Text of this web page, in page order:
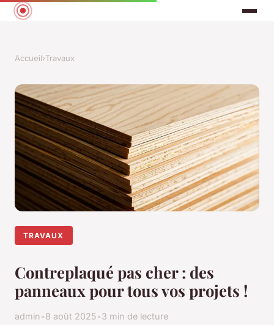
Accueil›Travaux
TRAVAUX
Contreplaqué pas cher : des
panneaux pour tous vos projets !
admin•8 août 2025•3 min de lecture